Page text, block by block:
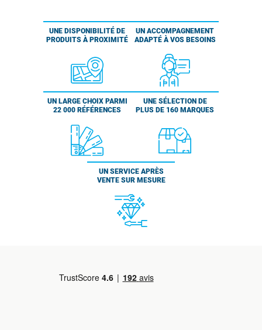
UNE DISPONIBILITÉ DE
PRODUITS À PROXIMITÉ
UN ACCOMPAGNEMENT
ADAPTÉ À VOS BESOINS
UN LARGE CHOIX PARMI
22 000 RÉFÉRENCES
UNE SÉLECTION DE
PLUS DE 160 MARQUES
UN SERVICE APRÈS
VENTE SUR MESURE